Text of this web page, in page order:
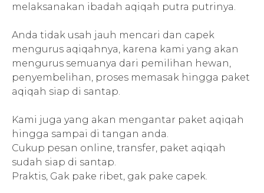
melaksanakan ibadah aqiqah putra putrinya.
Anda tidak usah jauh mencari dan capek
mengurus aqiqahnya, karena kami yang akan
mengurus semuanya dari pemilihan hewan,
penyembelihan, proses memasak hingga paket
aqiqah siap di santap.
Kami juga yang akan mengantar paket aqiqah
hingga sampai di tangan anda.
Cukup pesan online, transfer, paket aqiqah
sudah siap di santap.
Praktis, Gak pake ribet, gak pake capek.